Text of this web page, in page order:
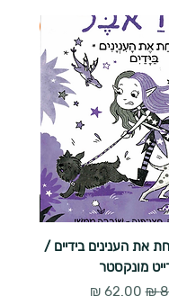
7 לוקחת את הענינים בידיים /
מונקסטר
מחיר מבצע